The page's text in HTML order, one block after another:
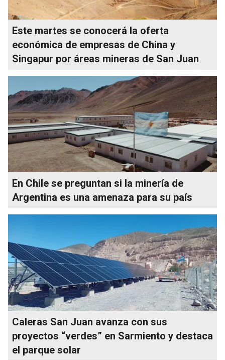
Este martes se conocerá la oferta
económica de empresas de China y
Singapur por áreas mineras de San Juan
En Chile se preguntan si la minería de
Argentina es una amenaza para su país
Caleras San Juan avanza con sus
proyectos “verdes” en Sarmiento y destaca
el parque solar